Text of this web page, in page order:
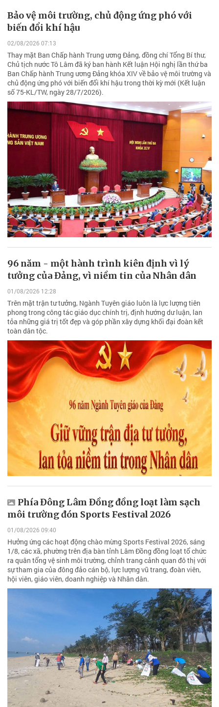
Bảo vệ môi trường, chủ động ứng phó với
biến đổi khí hậu
02/08/2026 07:13
Thay mặt Ban Chấp hành Trung ương Đảng, đồng chí Tổng Bí thư,
Chủ tịch nước Tô Lâm đã ký ban hành Kết luận Hội nghị lần thứ ba
Ban Chấp hành Trung ương Đảng khóa XIV về bảo vệ môi trường và
chủ động ứng phó với biến đổi khí hậu trong thời kỳ mới (Kết luận
số 75-KL/TW, ngày 28/7/2026).
96 năm - một hành trình kiên định vì lý
tưởng của Đảng, vì niềm tin của Nhân dân
01/08/2026 12:28
Trên mặt trận tư tưởng, Ngành Tuyên giáo luôn là lực lượng tiên
phong trong công tác giáo dục chính trị, định hướng dư luận, lan
tỏa những giá trị tốt đẹp và góp phần xây dựng khối đại đoàn kết
toàn dân tộc.
Phía Đông Lâm Đồng đồng loạt làm sạch
môi trường đón Sports Festival 2026
01/08/2026 09:40
Hưởng ứng các hoạt động chào mừng Sports Festival 2026, sáng
1/8, các xã, phường trên địa bàn tỉnh Lâm Đồng đồng loạt tổ chức
ra quân tổng vệ sinh môi trường, chỉnh trang cảnh quan đô thị với
sự tham gia của đông đảo cán bộ, lực lượng vũ trang, đoàn viên,
hội viên, giáo viên, doanh nghiệp và Nhân dân.